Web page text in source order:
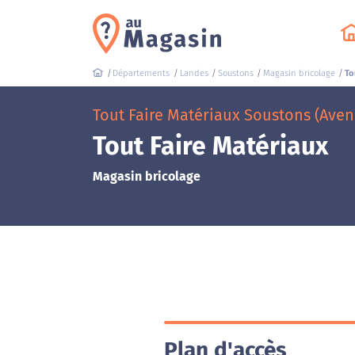
Départements Landes Soustons Magasin bricolage
Tout Faire Matériaux Soustons
Tout Faire Matériaux
Magasin bricolage